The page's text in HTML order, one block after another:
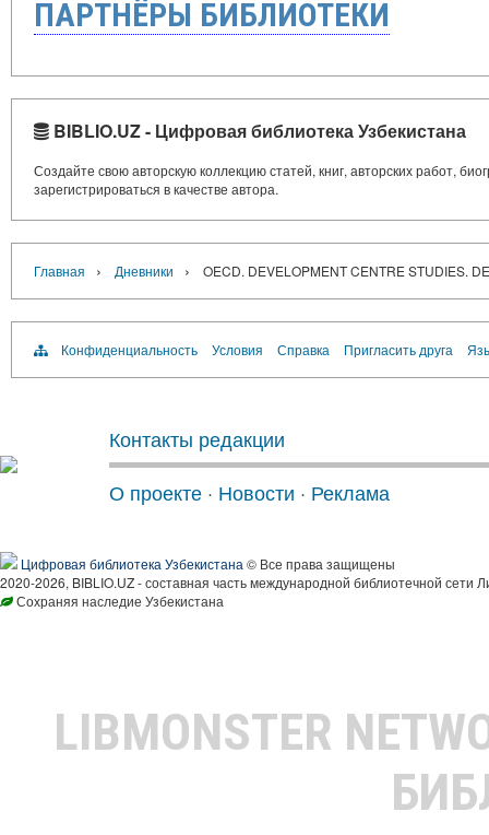
ПАРТНЁРЫ БИБЛИОТЕКИ
BIBLIO.UZ - Цифровая библиотека Узбекистана
Создайте свою авторскую коллекцию статей, книг, авторских работ,
зарегистрироваться в качестве автора.
Главная › Дневники › OECD. DEVELOPMENT CENTRE STUDIES.
Конфиденциальность Условия Справка Пригласить друга
Контакты редакции
О проекте · Новости · Реклама
Цифровая библиотека Узбекистана © Все права защищены
2020-2026, BIBLIO.UZ - составная часть международной библиотечной сети
Сохраняя наследие Узбекистана
LIBMONSTER